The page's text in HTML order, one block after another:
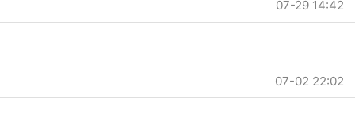
07-29 14:42
07-02 22:02